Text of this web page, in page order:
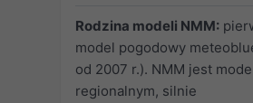
Rodzina modeli NMM:
model pogodowy
od 2007 r.). NMM jest
regionalnym, silnie